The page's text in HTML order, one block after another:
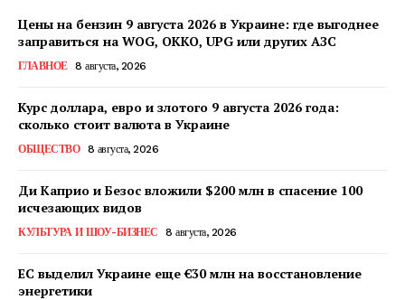
КавПолит
Цены на бензин 9 августа 2026 в Украине: где выгоднее
заправиться на WOG, OKKO, UPG или других АЗС
ГЛАВНОЕ 8 августа, 2026
Курс доллара, евро и злотого 9 августа 2026 года:
сколько стоит валюта в Украине
ОБЩЕСТВО 8 августа, 2026
Ди Каприо и Безос вложили $200 млн в спасение 100
исчезающих видов
КУЛЬТУРА И ШОУ-БИЗНЕС 8 августа, 2026
ЕС выделил Украине еще €30 млн на восстановление
энергетики